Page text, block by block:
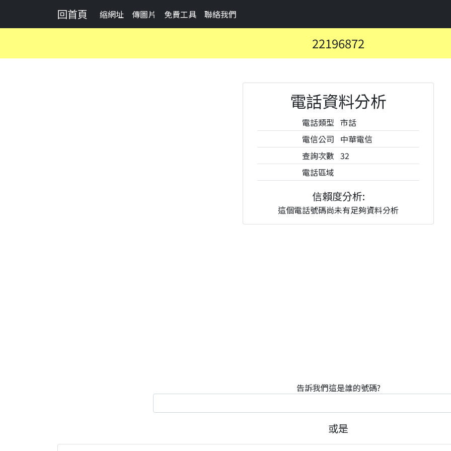
回首頁 縮網址 傳圖片 免費工具 聯絡我們
22196872
電話資料分析
電話類型 市話
電信公司 中華電信
查詢次數 32
電話區域
信賴度分析:
這個電話號碼尚未有足夠資料分析
告訴我們這是誰的號碼?
或是